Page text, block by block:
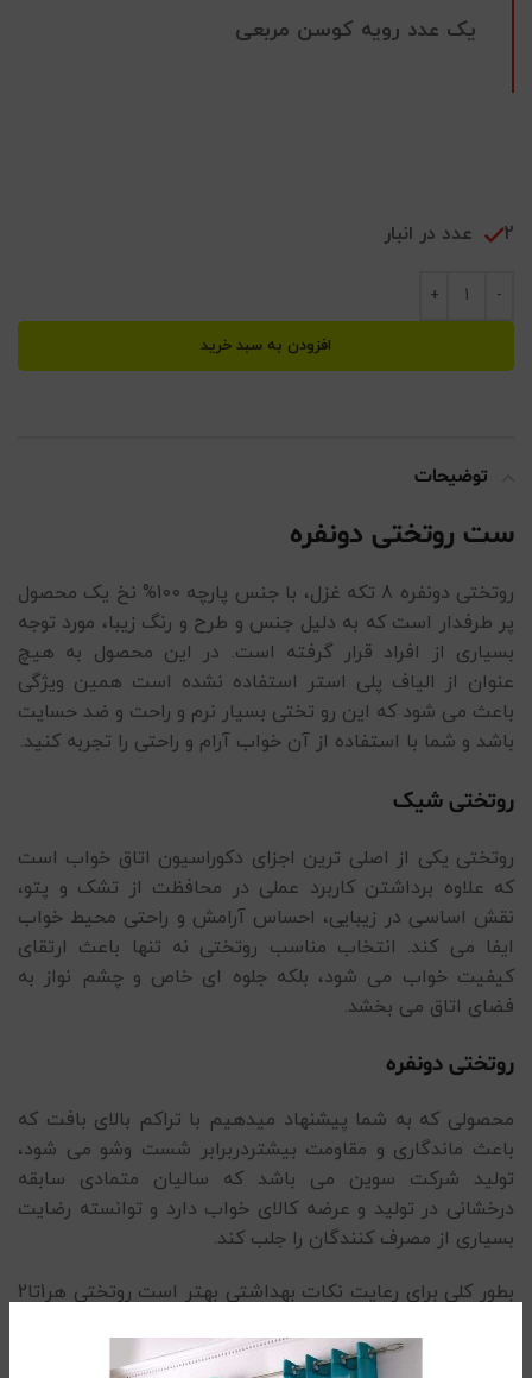
یک عدد رویه کوسن مربعی
2 عدد در انبار
افزودن به سبد خرید
توضیحات
ست روتختی دونفره
روتختی دونفره 8 تکه غزل، با جنس پارچه 100% نخ یک محصول
پر طرفدار است که به دلیل جنس و طرح و رنگ زیبا، مورد توجه
بسیاری از افراد قرار گرفته است. در این محصول به هیچ
عنوان از الیاف پلی استر استفاده نشده است همین ویژگی
باعث می شود که این رو تختی بسیار نرم و راحت و ضد حسایت
باشد و شما با استفاده از آن خواب آرام و راحتی را تجربه کنید.
روتختی شیک
روتختی یکی از اصلی ترین اجزای دکوراسیون اتاق خواب است
که علاوه برداشتن کاربرد عملی در محافظت از تشک و پتو،
نقش اساسی در زیبایی، احساس آرامش و راحتی محیط خواب
ایفا می کند. انتخاب مناسب روتختی نه تنها باعث ارتقای
کیفیت خواب می شود، بلکه جلوه ای خاص و چشم نواز به
فضای اتاق می بخشد.
روتختی دونفره
محصولی که به شما پیشنهاد میدهیم با تراکم بالای بافت که
باعث ماندگاری و مقاومت بیشتردربرابر شست وشو می شود،
تولید شرکت سوین می باشد که سالیان متمادی سابقه
درخشانی در تولید و عرضه کالای خواب دارد و توانسته رضایت
بسیاری از مصرف کنندگان را جلب کند.
بطور کلی برای رعایت نکات بهداشتی بهتر است روتختی هر1تا2
های ملایم و بدون آنزیم استفاده شود.